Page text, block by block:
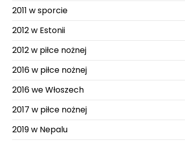
2011 w sporcie
2012 w Estonii
2012 w piłce nożnej
2016 w piłce nożnej
2016 we Włoszech
2017 w piłce nożnej
2019 w Nepalu